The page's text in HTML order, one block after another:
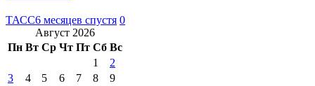
ТАСС6 месяцев спустя 0
Август 2026
Пн Вт Ср Чт Пт Сб Вс
1
2
3
4 5 6 7 8
9